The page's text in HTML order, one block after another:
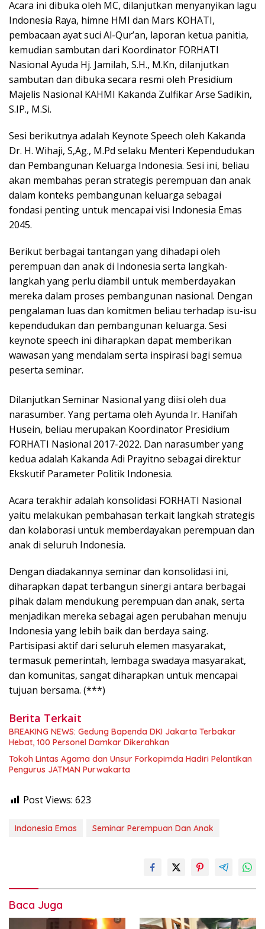
Acara ini dibuka oleh MC, dilanjutkan menyanyikan lagu
Indonesia Raya, himne HMI dan Mars KOHATI,
pembacaan ayat suci Al-Qur’an, laporan ketua panitia,
kemudian sambutan dari Koordinator FORHATI
Nasional Ayuda Hj. Jamilah, S.H., M.Kn, dilanjutkan
sambutan dan dibuka secara resmi oleh Presidium
Majelis Nasional KAHMI Kakanda Zulfikar Arse Sadikin,
S.IP., M.Si.
Sesi berikutnya adalah Keynote Speech oleh Kakanda
Dr. H. Wihaji, S,Ag., M.Pd selaku Menteri Kependudukan
dan Pembangunan Keluarga Indonesia. Sesi ini, beliau
akan membahas peran strategis perempuan dan anak
dalam konteks pembangunan keluarga sebagai
fondasi penting untuk mencapai visi Indonesia Emas
2045.
Berikut berbagai tantangan yang dihadapi oleh
perempuan dan anak di Indonesia serta langkah-
langkah yang perlu diambil untuk memberdayakan
mereka dalam proses pembangunan nasional. Dengan
pengalaman luas dan komitmen beliau terhadap isu-isu
kependudukan dan pembangunan keluarga. Sesi
keynote speech ini diharapkan dapat memberikan
wawasan yang mendalam serta inspirasi bagi semua
peserta seminar.
Dilanjutkan Seminar Nasional yang diisi oleh dua
narasumber. Yang pertama oleh Ayunda Ir. Hanifah
Husein, beliau merupakan Koordinator Presidium
FORHATI Nasional 2017-2022. Dan narasumber yang
kedua adalah Kakanda Adi Prayitno sebagai direktur
Ekskutif Parameter Politik Indonesia.
Acara terakhir adalah konsolidasi FORHATI Nasional
yaitu melakukan pembahasan terkait langkah strategis
dan kolaborasi untuk memberdayakan perempuan dan
anak di seluruh Indonesia.
Dengan diadakannya seminar dan konsolidasi ini,
diharapkan dapat terbangun sinergi antara berbagai
pihak dalam mendukung perempuan dan anak, serta
menjadikan mereka sebagai agen perubahan menuju
Indonesia yang lebih baik dan berdaya saing.
Partisipasi aktif dari seluruh elemen masyarakat,
termasuk pemerintah, lembaga swadaya masyarakat,
dan komunitas, sangat diharapkan untuk mencapai
tujuan bersama. (***)
Berita Terkait
BREAKING NEWS: Gedung Bapenda DKI Jakarta Terbakar
Hebat, 100 Personel Damkar Dikerahkan
Tokoh Lintas Agama dan Unsur Forkopimda Hadiri Pelantikan
Pengurus JATMAN Purwakarta
Post Views: 623
Indonesia Emas Seminar Perempuan Dan Anak
Baca Juga